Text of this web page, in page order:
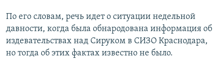
ПОБЕДИТЕЛЕЙ НЕ СУДЯТ?
КРЫМ.НЕПОКОРЕННЫЙ
ПРИСОЕДИНЯЙТЕСЬ!
По его словам, речь идет о ситуации недельной
давности, когда была обнародована информация об
издевательствах над Сируком в СИЗО Краснодара,
но тогда об этих фактах известно не было.